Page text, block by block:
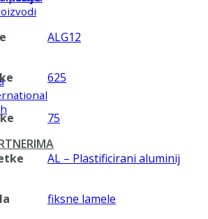
ALG12
625
75
AL – Plastificirani aluminij
fiksne lamele